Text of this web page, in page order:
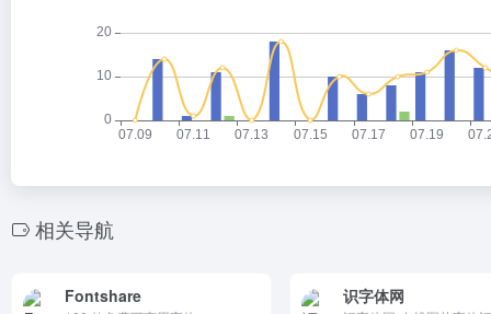
相关导航
Fontshare 识字体网